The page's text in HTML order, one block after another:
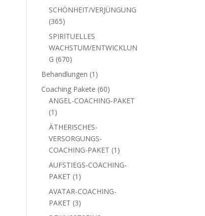
Produkte
SCHÖNHEIT/VERJÜNGUNG
365365
Produkte
SPIRITUELLES
WACHSTUM/ENTWICKLUN
G 670670
Produkte
Behandlungen 1 1
Produkt
Coaching Pakete 6060
Produkte
ANGEL-COACHING-PAKET
1 1
Produkt
ÄTHERISCHES-
VERSORGUNGS-
COACHING-PAKET 1 1
Produkt
AUFSTIEGS-COACHING-
PAKET 1 1
Produkt
AVATAR-COACHING-
PAKET 33
Produkte